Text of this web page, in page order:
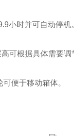
小时并可自动停机
可根据具体需要调
便于移动箱体。